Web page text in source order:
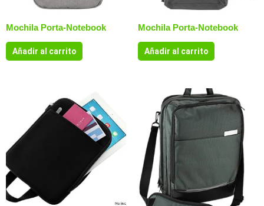
Mochila Porta-Notebook
Añadir al carrito
Mochila Porta-Notebook
Añadir al carrito